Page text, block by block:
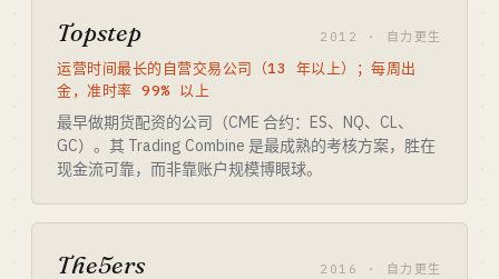
Topstep 2012 · 自力更生
运营时间最长的自营交易公司（13 年以上）；每周出
金，准时率 99% 以上
最早做期货配资的公司（CME 合约：ES、NQ、CL、
GC）。其 Trading Combine 是最成熟的考核方案，胜在
现金流可靠，而非靠账户规模博眼球。
The5ers 2016 · 自力更生